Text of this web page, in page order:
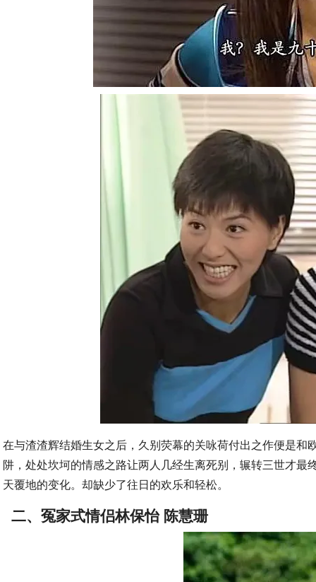
在与渣渣辉结婚生女之后，久别荧幕的关咏荷付出之作便是
阱，处处坎坷的情感之路让两人几经生离死别，辗转三世才
天覆地的变化。却缺少了往日的欢乐和轻松。
二、冤家式情侣林保怡 陈慧珊